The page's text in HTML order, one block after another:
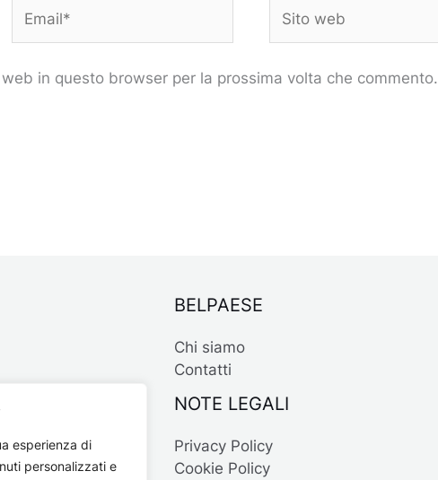
esperienza di
personalizzati e
web
in questo browser per la prossima volta che commento.
BELPAESE
Chi siamo
Contatti
NOTE LEGALI
Privacy Policy
Cookie Policy